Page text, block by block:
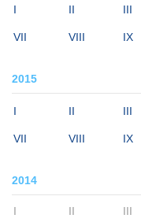
I II III
VII VIII IX
2015
I II III
VII VIII IX
2014
I II III